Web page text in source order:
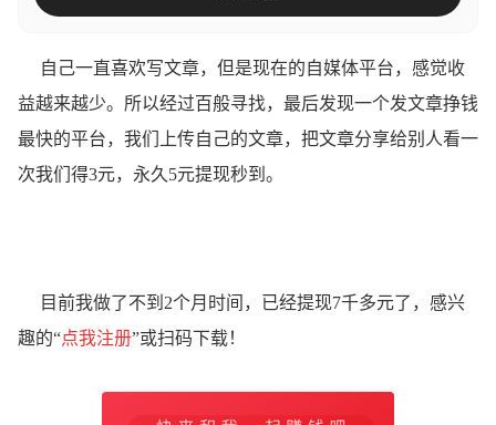
自己一直喜欢写文章，但是现在的自媒体平台，感觉收
益越来越少。所以经过百般寻找，最后发现一个发文章挣钱
最快的平台，我们上传自己的文章，把文章分享给别人看一
次我们得3元，永久5元提现秒到。
目前我做了不到2个月时间，已经提现7千多元了，感兴
趣的“点我注册”或扫码下载！